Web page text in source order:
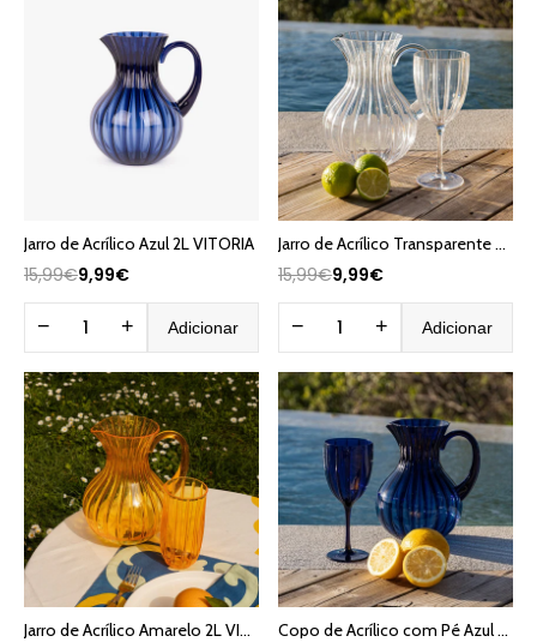
Jarro de Acrílico Azul 2L VITORIA
15,99€9,99€
− + Adicionar
Jarro de Acrílico Transparente 2L VITORIA
15,99€9,99€
− + Adicionar
Jarro de Acrílico Amarelo 2L VITORIA Copo de Acrílico com Pé Azul 410 ml VITORIA